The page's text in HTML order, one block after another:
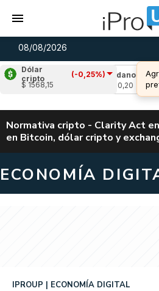
08/08/2026
Dólar
cripto
(-0,25%)
$ 1568,15
Cardano (-
u$s 0,20
ALERTA
Normativa cripto - Clarity Act
en Bitcoin, dólar cripto y
ECONOMÍA
IPROUP ECONOMÍA DIGITAL